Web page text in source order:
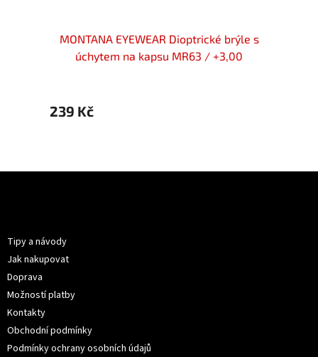
MONTANA EYEWEAR Dioptrické brýle s
úchytem na kapsu MR63 / +3,00
239 Kč
Tipy a návody
Jak nakupovat
Doprava
Možností platby
Kontakty
Obchodní podmínky
Podmínky ochrany osobních údajů